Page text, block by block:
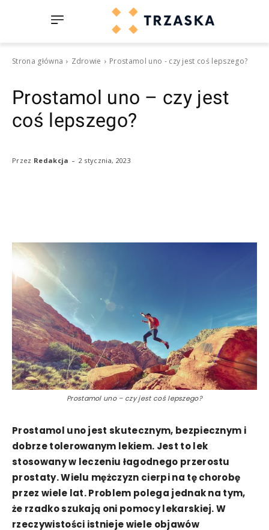
Strona główna Zdrowie Prostamol uno - czy jest coś lepszego?
Prostamol uno – czy jest
coś lepszego?
Przez Redakcja - 2 stycznia, 2023
Prostamol uno – czy jest coś lepszego?
Prostamol uno jest skutecznym, bezpiecznym i
dobrze tolerowanym lekiem. Jest to lek
stosowany w leczeniu łagodnego przerostu
prostaty. Wielu mężczyzn cierpi na tę chorobę
przez wiele lat. Problem polega jednak na tym,
że rzadko szukają oni pomocy lekarskiej. W
rzeczywistości istnieje wiele objawów